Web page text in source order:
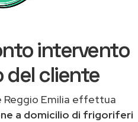
intervento
del cliente
Reggio Emilia effettua
a domicilio di frigoriferi